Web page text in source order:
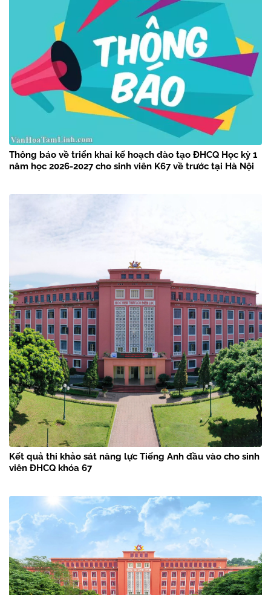
Thông báo về triển khai kế hoạch đào tạo ĐHCQ Học kỳ 1
năm học 2026-2027 cho sinh viên K67 về trước tại Hà Nội
Kết quả thi khảo sát năng lực Tiếng Anh đầu vào cho sinh
viên ĐHCQ khóa 67